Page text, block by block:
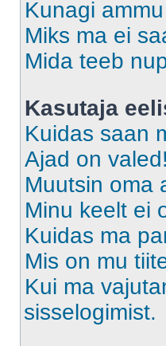
Kunagi
Miks ma ei
Mida teeb
Kasutaja
Kuidas saan
Ajad on valed!
Muutsin oma
Minu keelt ei
Kuidas ma
Mis on mu
Kui ma
sisselogimist.